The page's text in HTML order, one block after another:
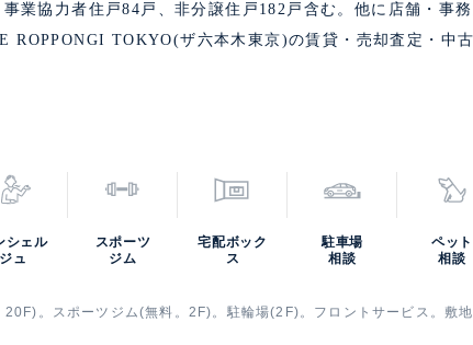
業協力者住戸84戸、非分譲住戸182戸含む。他に店舗・事
ROPPONGI TOKYO(ザ六本木東京)の賃貸・売却査定・中
シェル
ジュ
スポーツ
ジム
宅配ボック
ス
駐車場
相談
ペット
相談
。スポーツジム(無料。2F)。駐輪場(2F)。フロントサービス。敷